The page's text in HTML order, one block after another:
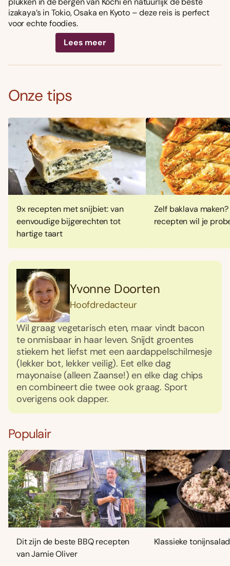
izakaya’s in Tokio, Osaka en Kyoto – deze reis is perfect
voor echte foodies.
Lees meer
Onze tips
9x recepten met snijbiet: van
eenvoudige bijgerechten tot
hartige taart
Zelf baklava
recepten wil je
Yvonne Doorten
Hoofdredacteur
Wil graag vegetarisch eten, maar vindt bacon
te onmisbaar in haar leven. Snijdt groentes
stiekem het liefst met een aardappelschilmesje
(lekker bot, lekker veilig). Eet elke dag
mayonaise (alleen Zaanse!) en elke dag chips
en combineert die twee ook graag. Sport
overigens ook dapper.
Populair
Dit zijn de beste BBQ recepten
van Jamie Oliver
Klassieke